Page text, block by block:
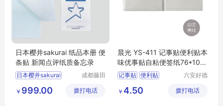
日本樱井sakurai 纸品本册 便
条贴 新闻点评纸质备忘录
日本樱井sakurai
成都藤田
公司
￥ 999.00 拨打电话
晨光 YS-411 记事贴便利贴本
味优事贴自粘便签纸76*101
mm-60页横线
记事贴 便利贴
六安好德
公司
￥ 4.50 拨打电话